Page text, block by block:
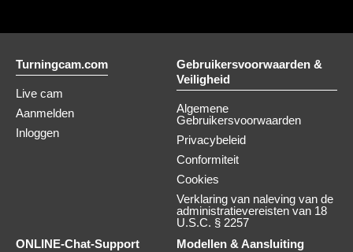
Turningcam.com
Live cam
Aanmelden
Inloggen
Gebruikersvoorwaarden &
Veiligheid
Algemene
Gebruikersvoorwaarden
Privacybeleid
Conformiteit
Cookies
Verklaring van naleving van de
administratievereisten van 18
U.S.C. § 2257
ONLINE-Chat-Support
Modellen & Aansluiting